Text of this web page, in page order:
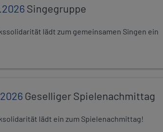
Singegruppe
lädt zum gemeinsamen Singen ein
Geselliger Spielenachmittag
lädt ein zum Spielenachmittag!